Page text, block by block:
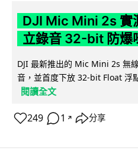
DJI Mic Mini 2s 實
立錄音 32-bit 防爆
DJI 最新推出的 Mic Mini 2s 無
音，並首度下放 32-bit Float 浮
閱讀全文
249 1 ↗ 分享